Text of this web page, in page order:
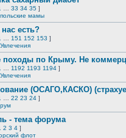
33 34 35 ]
мамы
есть?
151 152 153 ]
походы по Крыму. Не
1192 1193 1194 ]
(ОСАГО,КАСКО)
22 23 24 ]
- тема форума
2 3 4 ]
флот